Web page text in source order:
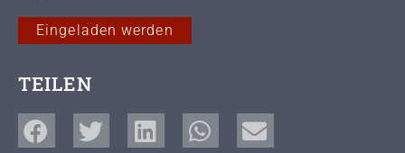
Eingeladen werden
TEILEN